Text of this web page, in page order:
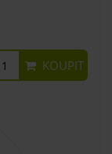
KOUPIT